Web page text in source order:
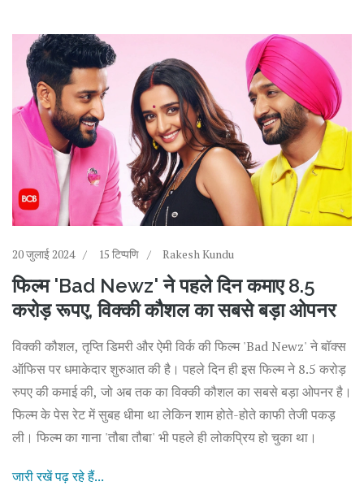
20 जुलाई 2024 15 टिप्पणि Rakesh Kundu
फिल्म 'Bad Newz' ने पहले दिन कमाए 8.5
करोड़ रूपए, विक्की कौशल का सबसे बड़ा ओपनर
विक्की कौशल, तृप्ति डिमरी और ऐमी विर्क की फिल्म 'Bad Newz' ने बॉक्स
ऑफिस पर धमाकेदार शुरुआत की है। पहले दिन ही इस फिल्म ने 8.5 करोड़
रुपए की कमाई की, जो अब तक का विक्की कौशल का सबसे बड़ा ओपनर है।
फिल्म के पेस रेट में सुबह धीमा था लेकिन शाम होते-होते काफी तेजी पकड़
ली। फिल्म का गाना 'तौबा तौबा' भी पहले ही लोकप्रिय हो चुका था।
जारी रखें पढ़ रहे हैं...